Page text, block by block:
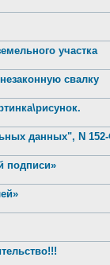
участка
свалку
данных", N
подписи»